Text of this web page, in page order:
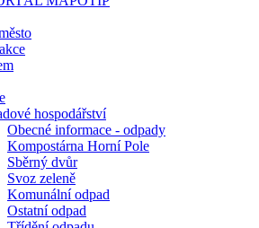
hospodářství
Obecné informace - odpady
Kompostárna Horní Pole
Sběrný dvůr
Svoz zeleně
Komunální odpad
Ostatní odpad